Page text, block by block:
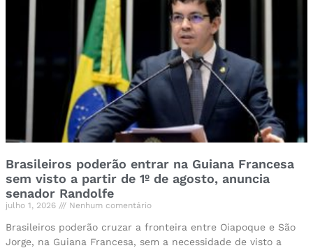
Brasileiros poderão entrar na Guiana Francesa
sem visto a partir de 1º de agosto, anuncia
senador Randolfe
julho 1, 2026 Nenhum comentário
Brasileiros poderão cruzar a fronteira entre Oiapoque e São
Jorge, na Guiana Francesa, sem a necessidade de visto a